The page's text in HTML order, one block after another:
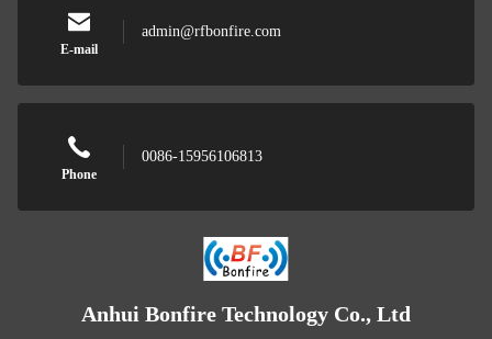
E-mail
admin@rfbonfire.com
Phone
0086-15956106813
Anhui Bonfire Technology Co., Ltd